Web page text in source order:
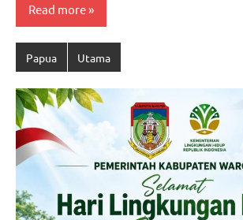
Read more
Papua Utama